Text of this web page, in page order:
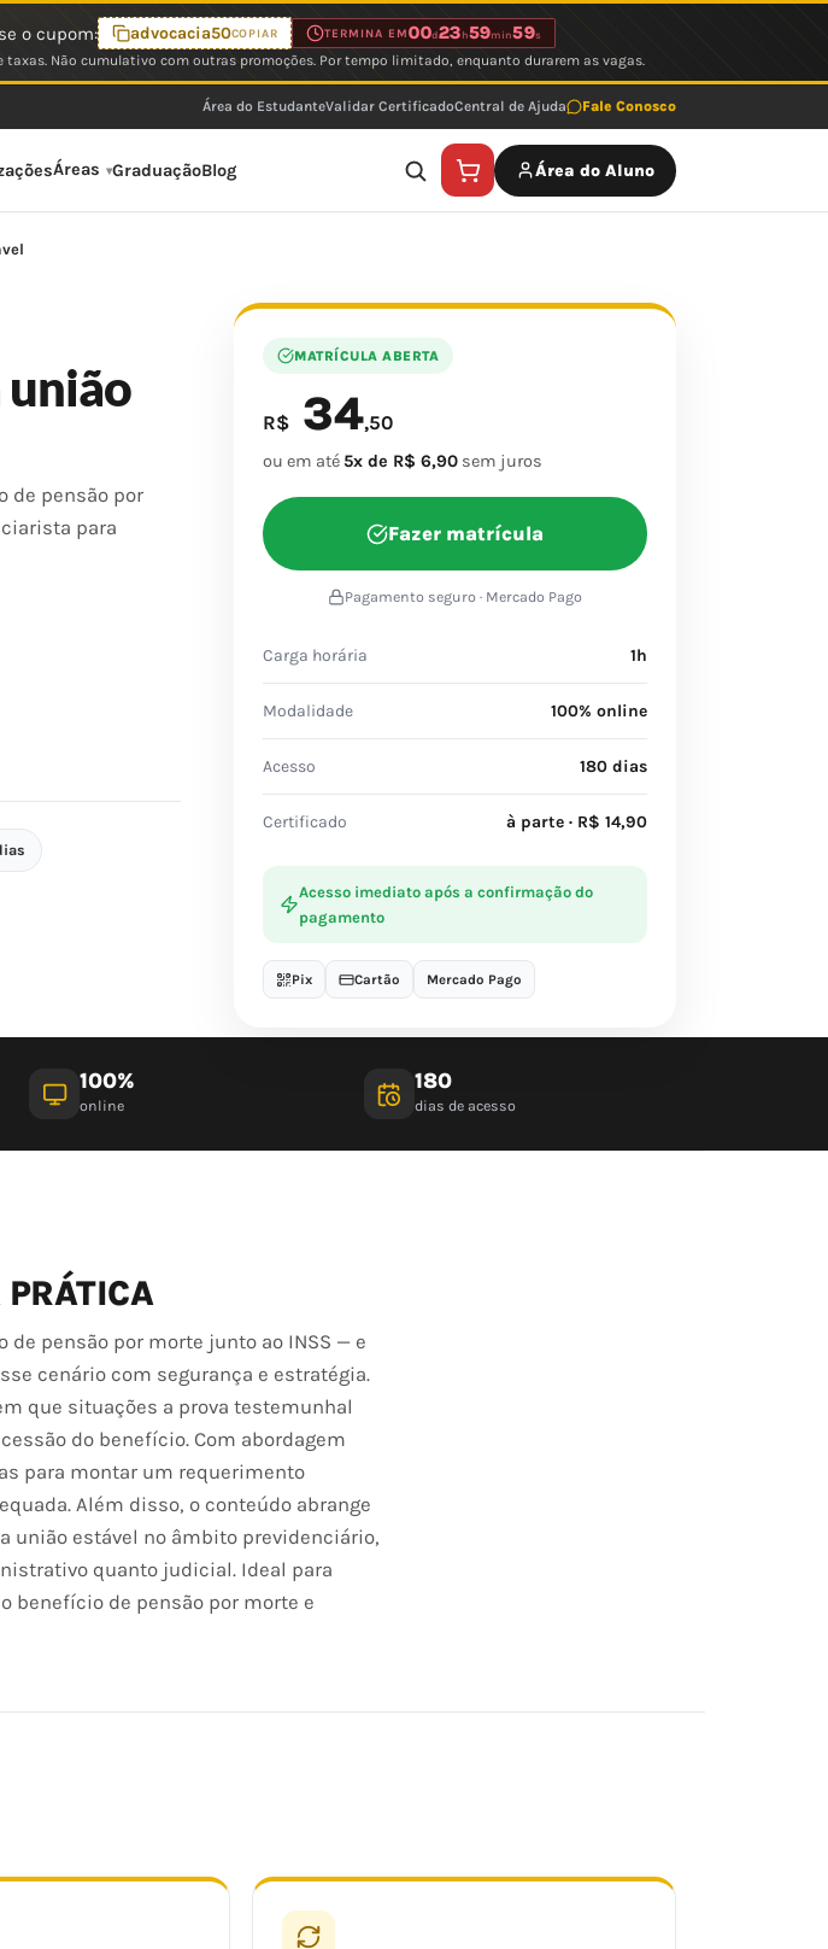
o cupom: advocacia50COPIAR TERMINA EM00d23 h59min59s
Não cumulativo com outras promoções. Por tempo limitado, enquanto durarem as vagas.
Área do EstudanteValidar CertificadoCentral de Ajuda Fale Conosco
Áreas GraduaçãoBlog Área do Aluno
união
de pensão por
para
MATRÍCULA ABERTA
R$ 34,50
ou em até 5x de R$ 6,90 sem juros
Fazer matrícula
Pagamento seguro · Mercado Pago
Carga horária 1h
Modalidade 100% online
Acesso 180 dias
Certificado à parte · R$ 14,90
Acesso imediato após a confirmação do
pagamento
Pix Cartão Mercado Pago
100%
online
180
dias de acesso
pensão por morte junto ao INSS — e
cenário com segurança e estratégia.
que situações a prova testemunhal
do benefício. Com abordagem
para montar um requerimento
Além disso, o conteúdo abrange
união estável no âmbito previdenciário,
quanto judicial. Ideal para
benefício de pensão por morte e